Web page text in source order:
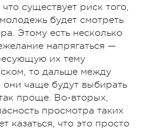
существует риск того,
будет смотреть
Этому есть несколько
напрягаться —
их тему
то дальше между
чаще будут выбирать
проще. Во-вторых,
просмотра таких
казаться, что это просто